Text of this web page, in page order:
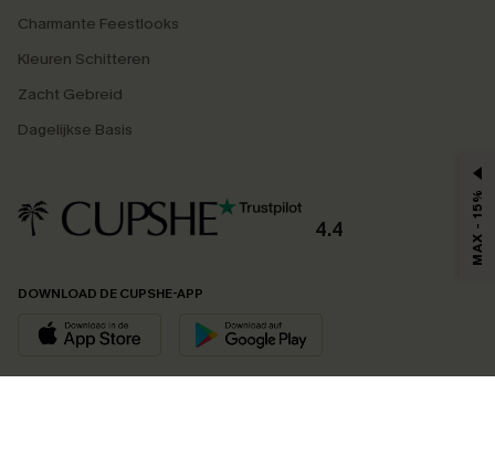
Charmante Feestlooks
Kleuren Schitteren
Zacht Gebreid
Dagelijkse Basis
4.4
DOWNLOAD DE CUPSHE-APP
MAX - 15%